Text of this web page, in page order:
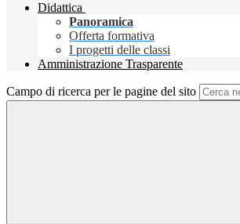
Didattica
Panoramica
Offerta formativa
I progetti delle classi
Amministrazione Trasparente
Campo di ricerca per le pagine del sito